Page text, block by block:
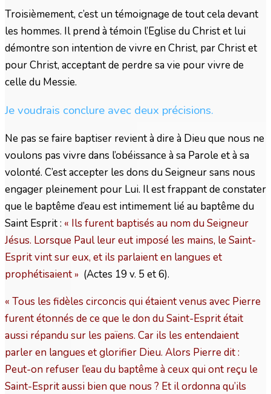
Troisièmement, c’est un témoignage de tout cela devant
les hommes. Il prend à témoin l’Eglise du Christ et lui
démontre son intention de vivre en Christ, par Christ et
pour Christ, acceptant de perdre sa vie pour vivre de
celle du Messie.
Je voudrais conclure avec deux précisions.
Ne pas se faire baptiser revient à dire à Dieu que nous ne
voulons pas vivre dans l’obéissance à sa Parole et à sa
volonté. C’est accepter les dons du Seigneur sans nous
engager pleinement pour Lui. Il est frappant de constater
que le baptême d’eau est intimement lié au baptême du
Saint Esprit : « Ils furent baptisés au nom du Seigneur
Jésus. Lorsque Paul leur eut imposé les mains, le Saint-
Esprit vint sur eux, et ils parlaient en langues et
prophétisaient » (Actes 19 v. 5 et 6).
« Tous les fidèles circoncis qui étaient venus avec Pierre
furent étonnés de ce que le don du Saint-Esprit était
aussi répandu sur les païens. Car ils les entendaient
parler en langues et glorifier Dieu. Alors Pierre dit :
Peut-on refuser l’eau du baptême à ceux qui ont reçu le
Saint-Esprit aussi bien que nous ? Et il ordonna qu’ils